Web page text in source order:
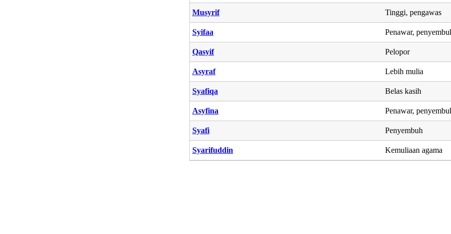
Musyrif Tinggi, pengawas
Syifaa Penawar,
Qasyif Pelopor
Asyraf Lebih mulia
Syafiqa Belas kasih
Asyfina Penawar,
Syafi Penyembuh
Syarifuddin Kemuliaan agama